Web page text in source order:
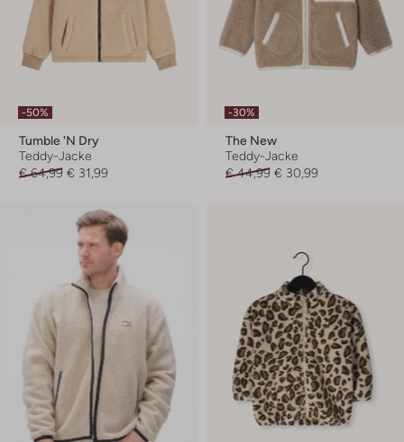
-50%
Tumble 'n Dry
Teddy-Jacke
€ 64,99 € 31,99
-30%
The New
Teddy-Jacke
€ 44,99 € 30,99